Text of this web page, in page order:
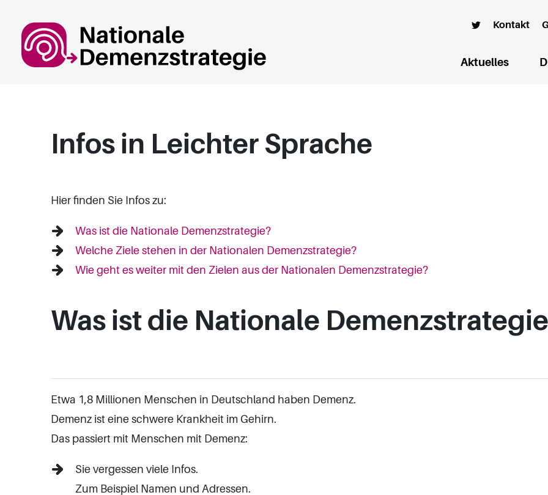
Kontakt
Aktuelles
Infos in Leichter Sprache
Hier finden Sie Infos zu:
Was ist die Nationale Demenzstrategie?
Welche Ziele stehen in der Nationalen Demenzstrategie?
Wie geht es weiter mit den Zielen aus der Nationalen Demenzstrategie?
Was ist die Nationale
Etwa 1,8 Millionen Menschen in Deutschland haben Demenz.
Demenz ist eine schwere Krankheit im Gehirn.
Das passiert mit Menschen mit Demenz:
Sie vergessen viele Infos.
Zum Beispiel Namen und Adressen.